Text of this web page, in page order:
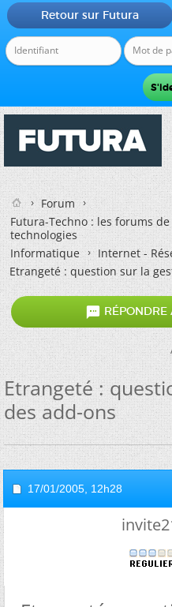
Retour sur Futura
Forum
Futura-Techno : les forums
technologies
Informatique
Internet -
Etrangeté : question sur la
 RÉPONDRE
Etrangeté :
des add-ons
17/01/2005, 12h28